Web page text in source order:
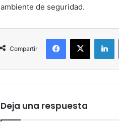
ambiente de seguridad.
Compartir
Facebook
X
Deja una respuesta